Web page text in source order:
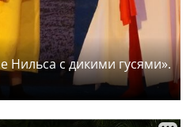
Нильса с дикими гусями».